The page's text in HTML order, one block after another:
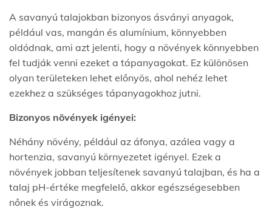
A savanyú talajokban bizonyos ásványi anyagok,
például vas, mangán és alumínium, könnyebben
oldódnak, ami azt jelenti, hogy a növények könnyebben
fel tudják venni ezeket a tápanyagokat. Ez különösen
olyan területeken lehet előnyös, ahol nehéz lehet
ezekhez a szükséges tápanyagokhoz jutni.
Bizonyos növények igényei:
Néhány növény, például az áfonya, azálea vagy a
hortenzia, savanyú környezetet igényel. Ezek a
növények jobban teljesítenek savanyú talajban, és ha a
talaj pH-értéke megfelelő, akkor egészségesebben
nőnek és virágoznak.